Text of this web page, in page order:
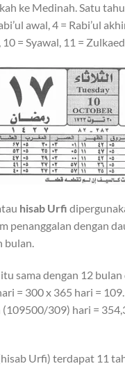
ke Medinah. Satu
awal, 4 = Rabi’ul
10 = Syawal, 11 =
hisab Urfi
penanggalan dengan
bulan.
sama dengan 12
= 300 x 365 hari =
309) hari =
Urfi) terdapat 11